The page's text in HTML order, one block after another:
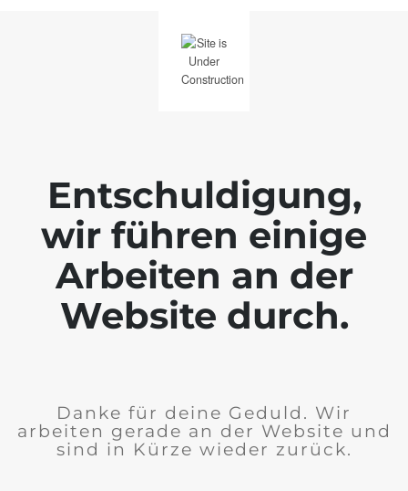
Entschuldigung,
wir führen einige
Arbeiten an der
Website durch.
Danke für deine Geduld. Wir
arbeiten gerade an der Website und
sind in Kürze wieder zurück.